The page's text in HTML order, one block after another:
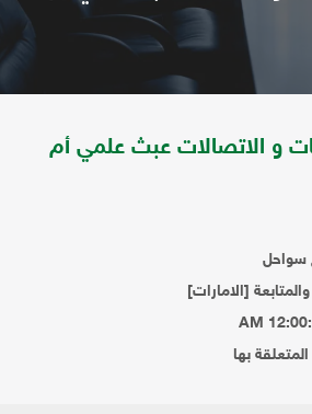
و الاتصالات عبث علمي أم
سواحل
[الامارات]
بها